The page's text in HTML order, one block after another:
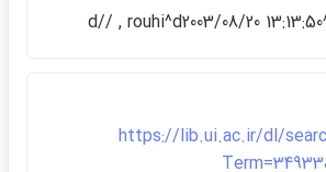
https://lib.ui.ac.ir/dl/